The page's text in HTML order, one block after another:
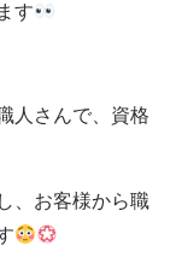
す
人さんで、資格
、お客様から職